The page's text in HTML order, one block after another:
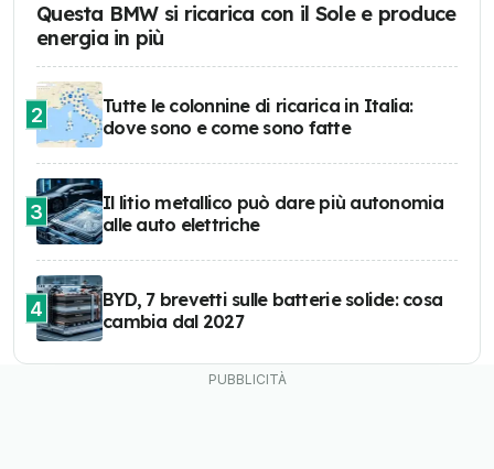
Questa BMW si ricarica con il Sole e produce
energia in più
2
Tutte le colonnine di ricarica in Italia:
dove sono e come sono fatte
3
Il litio metallico può dare più autonomia
alle auto elettriche
4
BYD, 7 brevetti sulle batterie solide: cosa
cambia dal 2027